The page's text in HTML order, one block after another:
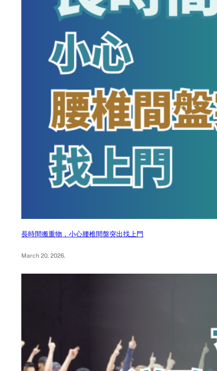
長時間搬重物，小心腰椎間盤突出找上門
March 20, 2026.